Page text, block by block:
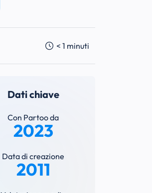
< 1 minuti
Dati chiave
Con Partoo da
2023
Data di creazione
2011